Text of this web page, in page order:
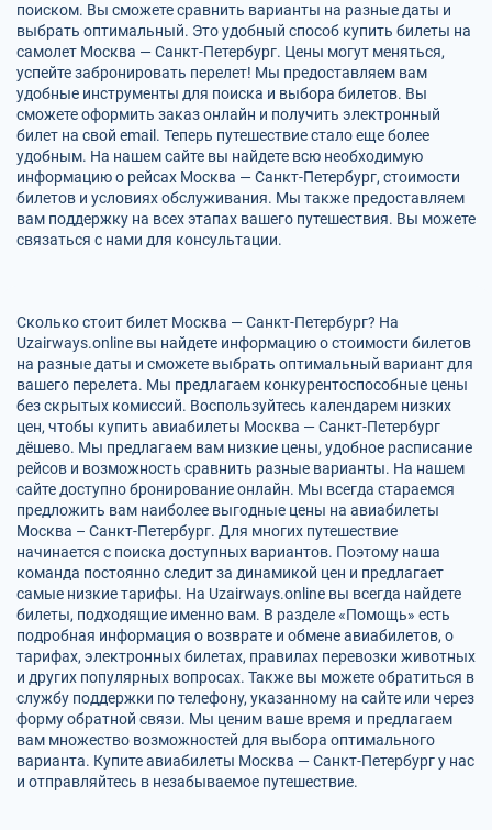
поиском. Вы сможете сравнить варианты на разные даты и
выбрать оптимальный. Это удобный способ купить билеты на
самолет Москва — Санкт-Петербург. Цены могут меняться,
успейте забронировать перелет! Мы предоставляем вам
удобные инструменты для поиска и выбора билетов. Вы
сможете оформить заказ онлайн и получить электронный
билет на свой email. Теперь путешествие стало еще более
удобным. На нашем сайте вы найдете всю необходимую
информацию о рейсах Москва — Санкт-Петербург, стоимости
билетов и условиях обслуживания. Мы также предоставляем
вам поддержку на всех этапах вашего путешествия. Вы можете
связаться с нами для консультации.
Сколько стоит билет Москва — Санкт-Петербург? На
Uzairways.online вы найдете информацию о стоимости билетов
на разные даты и сможете выбрать оптимальный вариант для
вашего перелета. Мы предлагаем конкурентоспособные цены
без скрытых комиссий. Воспользуйтесь календарем низких
цен, чтобы купить авиабилеты Москва — Санкт-Петербург
дёшево. Мы предлагаем вам низкие цены, удобное расписание
рейсов и возможность сравнить разные варианты. На нашем
сайте доступно бронирование онлайн. Мы всегда стараемся
предложить вам наиболее выгодные цены на авиабилеты
Москва – Санкт-Петербург. Для многих путешествие
начинается с поиска доступных вариантов. Поэтому наша
команда постоянно следит за динамикой цен и предлагает
самые низкие тарифы. На Uzairways.online вы всегда найдете
билеты, подходящие именно вам. В разделе «Помощь» есть
подробная информация о возврате и обмене авиабилетов, о
тарифах, электронных билетах, правилах перевозки животных
и других популярных вопросах. Также вы можете обратиться в
службу поддержки по телефону, указанному на сайте или через
форму обратной связи. Мы ценим ваше время и предлагаем
вам множество возможностей для выбора оптимального
варианта. Купите авиабилеты Москва — Санкт-Петербург у нас
и отправляйтесь в незабываемое путешествие.